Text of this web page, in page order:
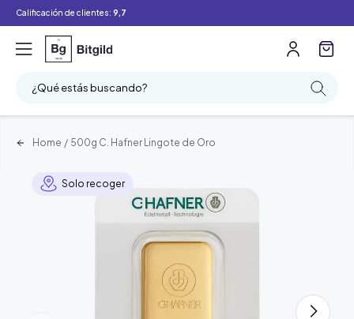
Calificación de clientes: 9,7
¿Qué estás buscando?
Home / 500g C. Hafner Lingote de Oro
Solo recoger